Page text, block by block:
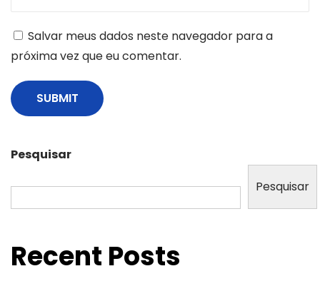
Salvar meus dados neste navegador para a
próxima vez que eu comentar.
Pesquisar
Pesquisar
Recent Posts